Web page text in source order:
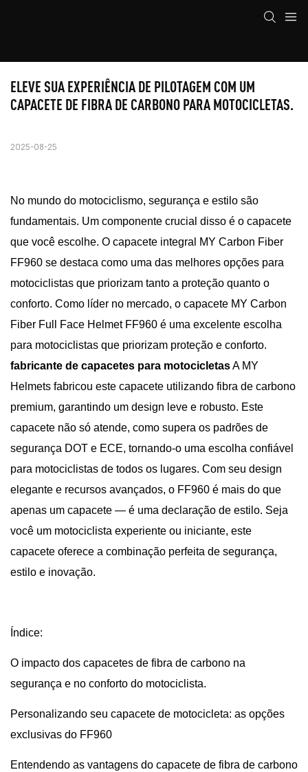
ELEVE SUA EXPERIÊNCIA DE PILOTAGEM COM UM
CAPACETE DE FIBRA DE CARBONO PARA MOTOCICLETAS.
2025-08-25
No mundo do motociclismo, segurança e estilo são
fundamentais. Um componente crucial disso é o capacete
que você escolhe. O capacete integral MY Carbon Fiber
FF960 se destaca como uma das melhores opções para
motociclistas que priorizam tanto a proteção quanto o
conforto. Como líder no mercado, o capacete MY Carbon
Fiber Full Face Helmet FF960 é uma excelente escolha
para motociclistas que priorizam proteção e conforto.
fabricante de capacetes para motocicletasA MY
Helmets fabricou este capacete utilizando fibra de carbono
premium, garantindo um design leve e robusto. Este
capacete não só atende, como supera os padrões de
segurança DOT e ECE, tornando-o uma escolha confiável
para motociclistas de todos os lugares. Com seu design
elegante e recursos avançados, o FF960 é mais do que
apenas um capacete — é uma declaração de estilo. Seja
você um motociclista experiente ou iniciante, este
capacete oferece a combinação perfeita de segurança,
estilo e inovação.
Índice:
O impacto dos capacetes de fibra de carbono na
segurança e no conforto do motociclista.
Personalizando seu capacete de motocicleta: as opções
exclusivas do FF960
Entendendo as vantagens do capacete de fibra de carbono